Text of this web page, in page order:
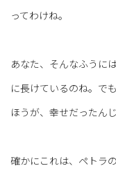
ってわけね。
あなた、そんなふうに
に長けているのね。で
ほうが、幸せだったん
確かにこれは、ペトラ